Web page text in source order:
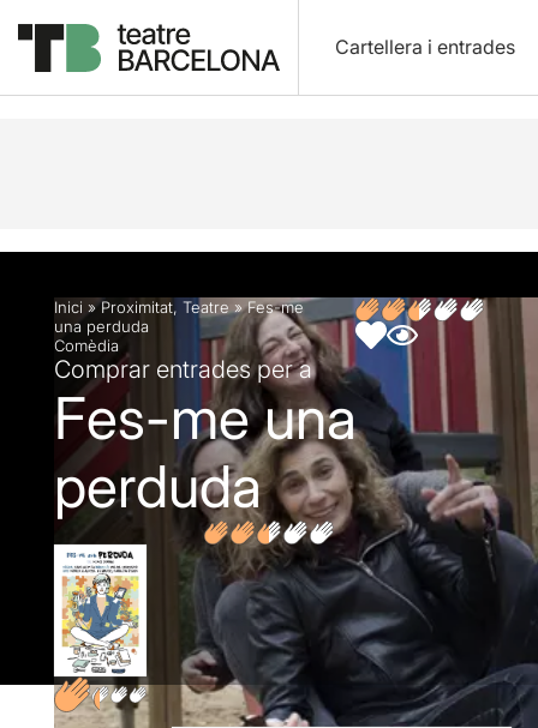
Cartellera i entrades
Descripció Fitxa artística Opinions
Inici »Proximitat, Teatre »Fes-me
una perduda
Comèdia
Comprar entrades per a
Fes-me una
perduda